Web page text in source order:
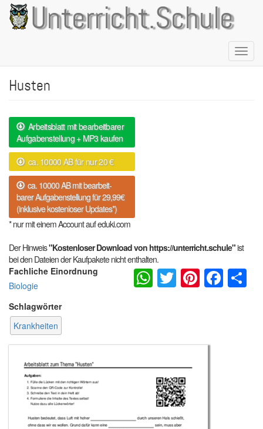
Direkt
zum
Inhalt
Unterricht.Schule
Husten
Arbeitsblatt mit bearbeitbarer
Aufgabenstellung + MP3 kaufen
ca. 10000 AB für nur 20 €
ca. 10000 AB mit bearbeit-
barer Aufgabenstellung für 29,99€
(inklusive kostenloser Updates*)
* nur mit einem Account auf eduki.com
Der Hinweis"Kostenloser Download von https://unterricht.schule"ist
bei den Dateien der Kaufpakete nicht enthalten.
Fachliche Einordnung
Biologie
Schlagwörter
Krankheiten
WhatsApp
Twitter